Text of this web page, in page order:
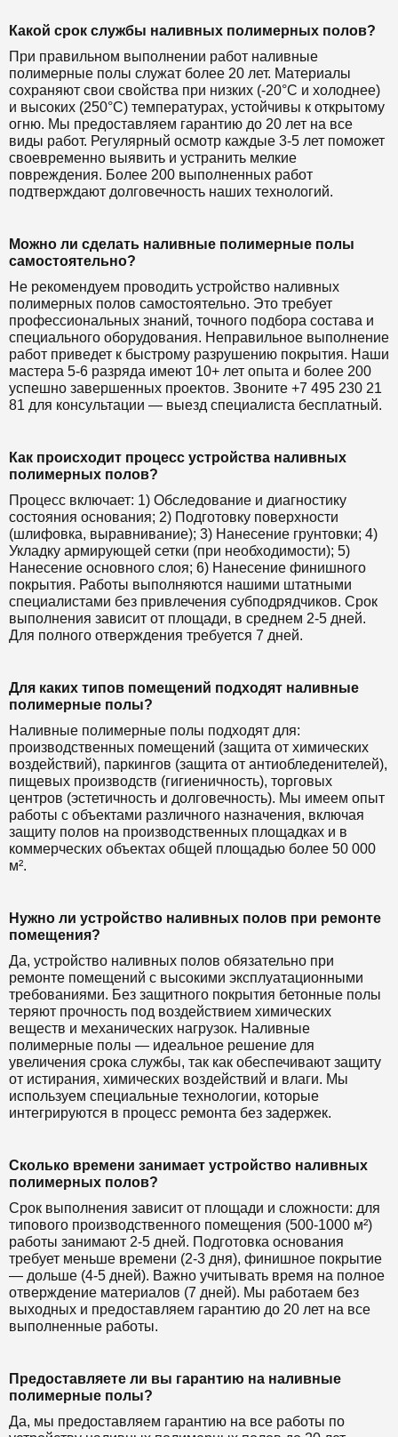
Какой срок службы наливных полимерных полов?
При правильном выполнении работ наливные
полимерные полы служат более 20 лет. Материалы
сохраняют свои свойства при низких (-20°C и холоднее)
и высоких (250°C) температурах, устойчивы к открытому
огню. Мы предоставляем гарантию до 20 лет на все
виды работ. Регулярный осмотр каждые 3-5 лет поможет
своевременно выявить и устранить мелкие
повреждения. Более 200 выполненных работ
подтверждают долговечность наших технологий.
Можно ли сделать наливные полимерные полы
самостоятельно?
Не рекомендуем проводить устройство наливных
полимерных полов самостоятельно. Это требует
профессиональных знаний, точного подбора состава и
специального оборудования. Неправильное выполнение
работ приведет к быстрому разрушению покрытия. Наши
мастера 5-6 разряда имеют 10+ лет опыта и более 200
успешно завершенных проектов. Звоните +7 495 230 21
81 для консультации — выезд специалиста бесплатный.
Как происходит процесс устройства наливных
полимерных полов?
Процесс включает: 1) Обследование и диагностику
состояния основания; 2) Подготовку поверхности
(шлифовка, выравнивание); 3) Нанесение грунтовки; 4)
Укладку армирующей сетки (при необходимости); 5)
Нанесение основного слоя; 6) Нанесение финишного
покрытия. Работы выполняются нашими штатными
специалистами без привлечения субподрядчиков. Срок
выполнения зависит от площади, в среднем 2-5 дней.
Для полного отверждения требуется 7 дней.
Для каких типов помещений подходят наливные
полимерные полы?
Наливные полимерные полы подходят для:
производственных помещений (защита от химических
воздействий), паркингов (защита от антиобледенителей),
пищевых производств (гигиеничность), торговых
центров (эстетичность и долговечность). Мы имеем опыт
работы с объектами различного назначения, включая
защиту полов на производственных площадках и в
коммерческих объектах общей площадью более 50 000
м².
Нужно ли устройство наливных полов при ремонте
помещения?
Да, устройство наливных полов обязательно при
ремонте помещений с высокими эксплуатационными
требованиями. Без защитного покрытия бетонные полы
теряют прочность под воздействием химических
веществ и механических нагрузок. Наливные
полимерные полы — идеальное решение для
увеличения срока службы, так как обеспечивают защиту
от истирания, химических воздействий и влаги. Мы
используем специальные технологии, которые
интегрируются в процесс ремонта без задержек.
Сколько времени занимает устройство наливных
полимерных полов?
Срок выполнения зависит от площади и сложности: для
типового производственного помещения (500-1000 м²)
работы занимают 2-5 дней. Подготовка основания
требует меньше времени (2-3 дня), финишное покрытие
— дольше (4-5 дней). Важно учитывать время на полное
отверждение материалов (7 дней). Мы работаем без
выходных и предоставляем гарантию до 20 лет на все
выполненные работы.
Предоставляете ли вы гарантию на наливные
полимерные полы?
Да, мы предоставляем гарантию на все работы по